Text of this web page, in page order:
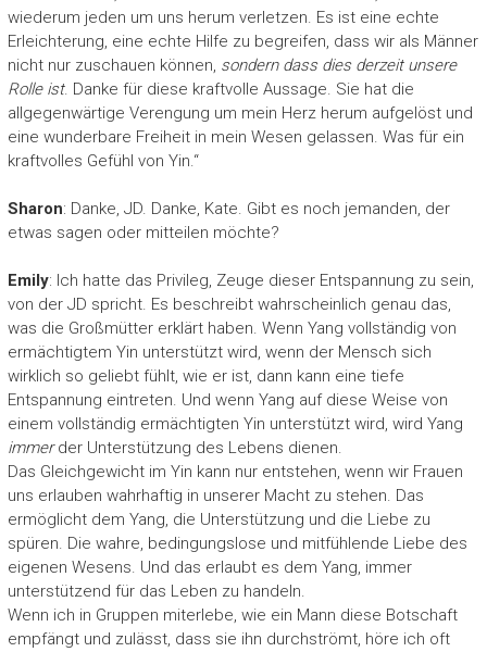
wiederum jeden um uns herum verletzen. Es ist eine echte
Erleichterung, eine echte Hilfe zu begreifen, dass wir als Männer
nicht nur zuschauen können, sondern dass dies derzeit unsere
Rolle ist. Danke für diese kraftvolle Aussage. Sie hat die
allgegenwärtige Verengung um mein Herz herum aufgelöst und
eine wunderbare Freiheit in mein Wesen gelassen. Was für ein
kraftvolles Gefühl von Yin.“
Sharon: Danke, JD. Danke, Kate. Gibt es noch jemanden, der
etwas sagen oder mitteilen möchte?
Emily: Ich hatte das Privileg, Zeuge dieser Entspannung zu sein,
von der JD spricht. Es beschreibt wahrscheinlich genau das,
was die Großmütter erklärt haben. Wenn Yang vollständig von
ermächtigtem Yin unterstützt wird, wenn der Mensch sich
wirklich so geliebt fühlt, wie er ist, dann kann eine tiefe
Entspannung eintreten. Und wenn Yang auf diese Weise von
einem vollständig ermächtigten Yin unterstützt wird, wird Yang
immerder Unterstützung des Lebens dienen.
Das Gleichgewicht im Yin kann nur entstehen, wenn wir Frauen
uns erlauben wahrhaftig in unserer Macht zu stehen. Das
ermöglicht dem Yang, die Unterstützung und die Liebe zu
spüren. Die wahre, bedingungslose und mitfühlende Liebe des
eigenen Wesens. Und das erlaubt es dem Yang, immer
unterstützend für das Leben zu handeln.
Wenn ich in Gruppen miterlebe, wie ein Mann diese Botschaft
empfängt und zulässt, dass sie ihn durchströmt, höre ich oft